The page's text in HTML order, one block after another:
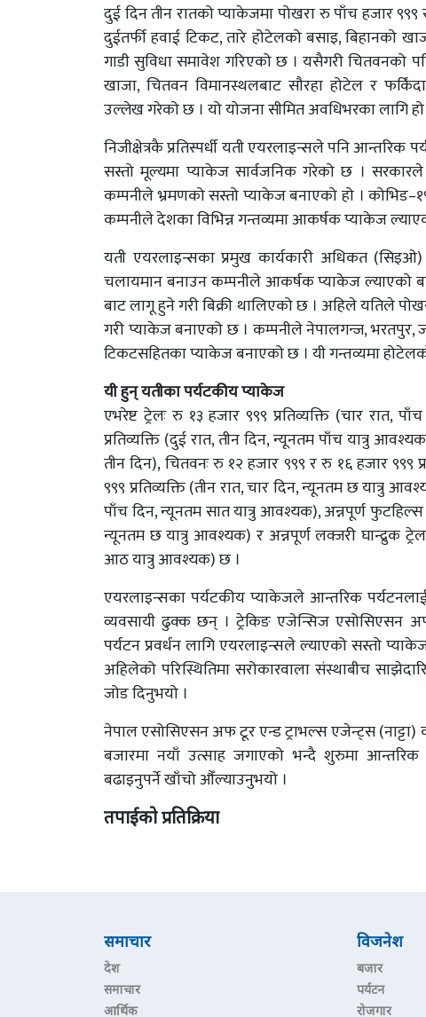
दुई दिन तीन रातको प्याकेजमा पोखरा रु पाँच हजार
दुईतर्फी हवाई टिकट, तारे होटेलको बसाइ, बिहानको
गाडी सुविधा समावेश गरिएको छ । यसैगरी चितवनको
खाजा, चितवन विमानस्थलबाट सौरहा होटेल र
उल्लेख गरेको छ । यो योजना सीमित अवधिभरका लागि हो
निजीक्षेत्रकै प्रतिस्पर्धी यती एयरलाइन्सले पनि आन्तरिक
सस्तो मूल्यमा प्याकेज सार्वजनिक गरेको छ । सरकारले
कम्पनीले भ्रमणको सस्तो प्याकेज बनाएको हो ।
कम्पनीले देशका विभिन्न गन्तव्यमा आकर्षक प्याकेज
यती एयरलाइन्सका प्रमुख कार्यकारी अधिकत
चलायमान बनाउन कम्पनीले आकर्षक प्याकेज ल्याएको
बाट लागू हुने गरी बिक्री थालिएको छ । अहिले यतिले
गरी प्याकेज बनाएको छ । कम्पनीले नेपालगन्ज, भरतपुर,
टिकटसहितका प्याकेज बनाएको छ । यी गन्तव्यमा
यी हुन् यतीका पर्यटकीय प्याकेज
एभरेष्ट ट्रेलः रु १३ हजार ९९९ प्रतिव्यक्ति (चार रात,
प्रतिव्यक्ति (दुई रात, तीन दिन, न्यूनतम पाँच यात्रु
तीन दिन), चितवनः रु १२ हजार ९९९ र रु १६ हजार ९९९
९९९ प्रतिव्यक्ति (तीन रात, चार दिन, न्यूनतम छ यात्रु
पाँच दिन, न्यूनतम सात यात्रु आवश्यक), अन्नपूर्ण फुटहिल्स
न्यूनतम छ यात्रु आवश्यक) र अन्नपूर्ण लक्जरी घान्द्रुक
आठ यात्रु आवश्यक) छ ।
एयरलाइन्सका पर्यटकीय प्याकेजले आन्तरिक
व्यवसायी ढुक्क छन् । ट्रेकिङ एजेन्सिज एसोसिएसन
पर्यटन प्रवर्धन लागि एयरलाइन्सले ल्याएको सस्तो
अहिलेको परिस्थितिमा सरोकारवाला संस्थाबीच
जोड दिनुभयो ।
नेपाल एसोसिएसन अफ टूर एन्ड ट्राभल्स एजेन्ट्स
बजारमा नयाँ उत्साह जगाएको भन्दै शुरुमा आन्तरिक र
बढाइनुपर्ने खाँचो औँल्याउनुभयो ।
तपाईको प्रतिक्रिया
समाचार
देश
समाचार
आर्थिक
विजनेश
बजार
पर्यटन
रोजगार